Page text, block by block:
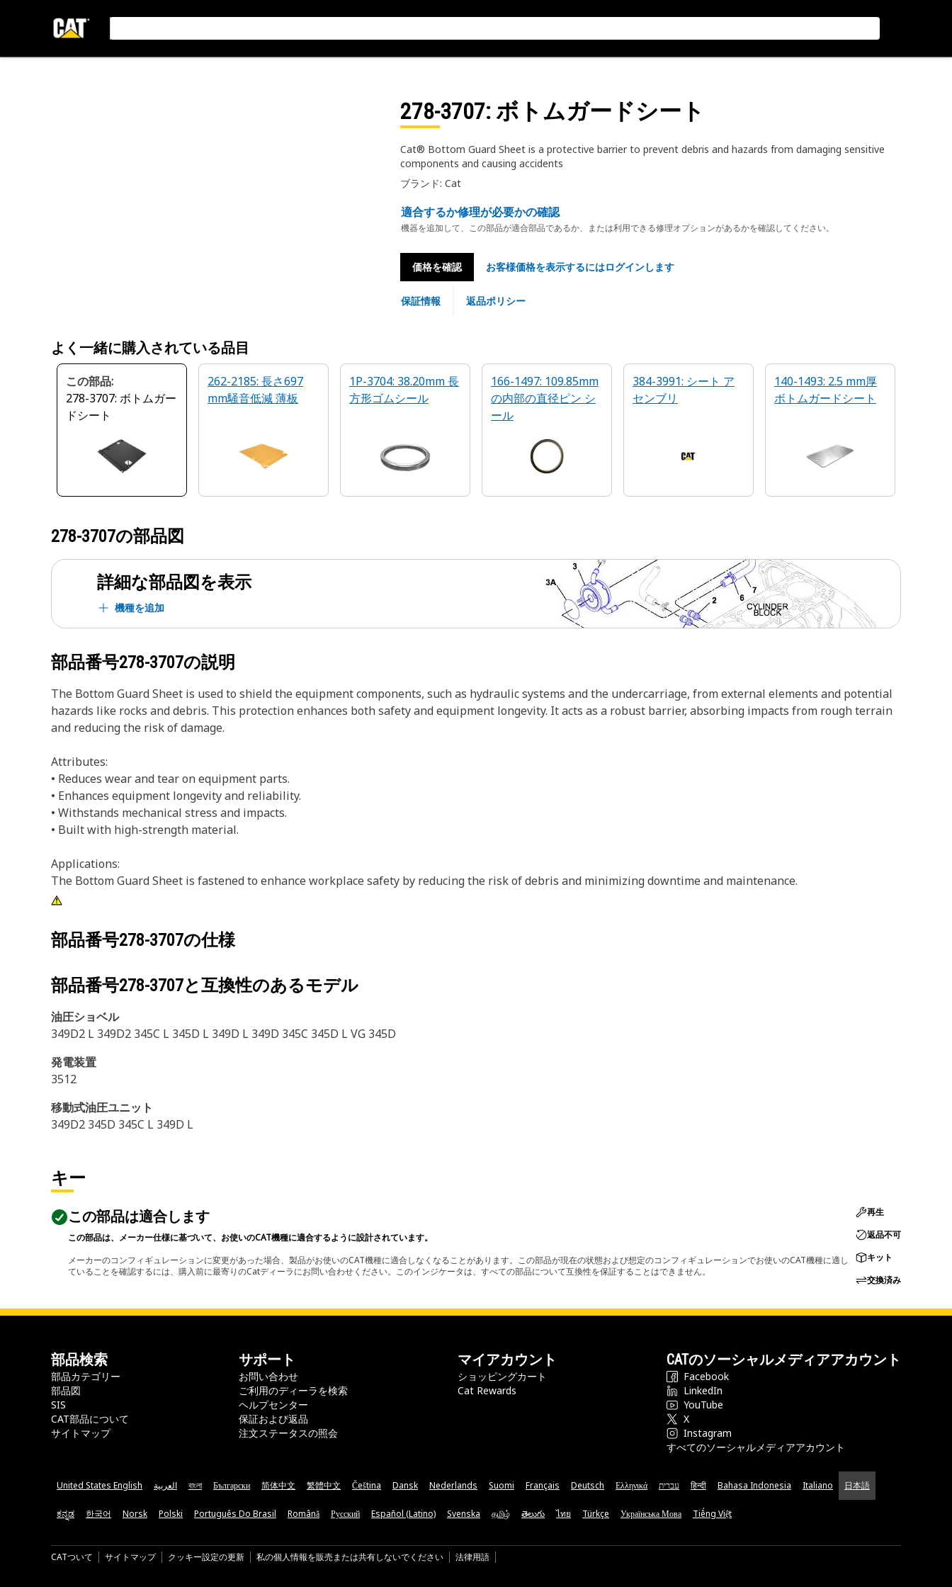
278-3707: ボトムガードシート
Cat® Bottom Guard Sheet is a protective barrier to prevent debris and hazards from damaging sensitive
components and causing accidents
ブランド: Cat
適合するか修理が必要かの確認
機器を追加して、この部品が適合部品であるか、または利用できる修理オプションがあるかを確認してください。
価格を確認 お客様価格を表示するにはログインします
保証情報 返品ポリシー
よく一緒に購入されている品目
この部品:
278-3707: ボトムガー
ドシート
262-2185: 長さ697
mm騒音低減 薄板
1P-3704: 38.20mm 長
方形ゴムシール
166-1497: 109.85mm
の内部の直径ピン シ
ール
384-3991: シート ア
センブリ
140-1493: 2.5 mm厚
ボトムガードシート
278-3707の部品図
詳細な部品図を表示
機種を追加
部品番号278-3707の説明
The Bottom Guard Sheet is used to shield the equipment components, such as hydraulic systems and the undercarriage, from external elements and potential
hazards like rocks and debris. This protection enhances both safety and equipment longevity. It acts as a robust barrier, absorbing impacts from rough terrain
and reducing the risk of damage.
Attributes:
• Reduces wear and tear on equipment parts.
• Enhances equipment longevity and reliability.
• Withstands mechanical stress and impacts.
• Built with high-strength material.
Applications:
The Bottom Guard Sheet is fastened to enhance workplace safety by reducing the risk of debris and minimizing downtime and maintenance.
部品番号278-3707の仕様
部品番号278-3707と互換性のあるモデル
油圧ショベル
349D2 L 349D2 345C L 345D L 349D L 349D 345C 345D L VG 345D
発電装置
3512
移動式油圧ユニット
349D2 345D 345C L 349D L
キー
この部品は適合します
この部品は、メーカー仕様に基づいて、お使いのCAT機種に適合するように設計されています。
メーカーのコンフィギュレーションに変更があった場合、製品がお使いのCAT機種に適合しなくなることがあります。この部品が現在の状態および想定のコンフィギュレーションでお使いのCAT機種に適し
ていることを確認するには、購入前に最寄りのCatディーラにお問い合わせください。このインジケータは、すべての部品について互換性を保証することはできません。
再生
返品不可
キット
交換済み
部品検索
部品カテゴリー
部品図
SIS
CAT部品について
サイトマップ
サポート
お問い合わせ
ご利用のディーラを検索
ヘルプセンター
保証および返品
注文ステータスの照会
マイアカウント
ショッピングカート
Cat Rewards
CATのソーシャルメディアアカウント
Facebook
LinkedIn
YouTube
X
Instagram
すべてのソーシャルメディアアカウント
United States English العربية বাংলা Български 简体中文 繁體中文 Čeština Dansk Nederlands Suomi Français Deutsch Ελληνικά עברית हिन्दी Bahasa Indonesia Italiano 日本語
ಕನ್ನಡ 한국어 Norsk Polski Português Do Brasil Română Русский Español (Latino) Svenska தமிழ் తెలుగు ไทย Türkçe Українська Мова Tiếng Việt
CATついて サイトマップ クッキー設定の更新 私の個人情報を販売または共有しないでください 法律用語